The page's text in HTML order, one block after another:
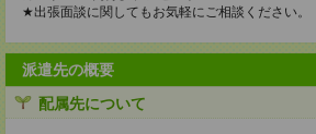
★出張面談に関してもお気軽にご相談ください。
派遣先の概要
配属先について